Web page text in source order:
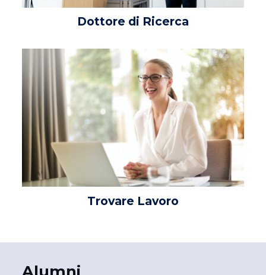
Dottore di Ricerca
Trovare Lavoro
Alumni